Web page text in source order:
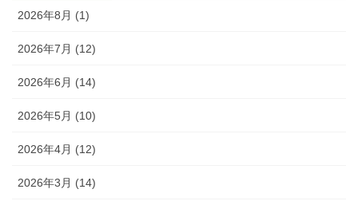
2026年8月 (1)
2026年7月 (12)
2026年6月 (14)
2026年5月 (10)
2026年4月 (12)
2026年3月 (14)